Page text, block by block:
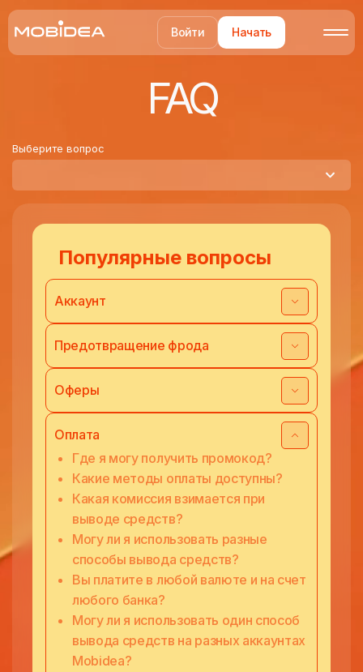
Войти Начать
FAQ
Выберите вопрос
Популярные вопросы
Аккаунт
Предотвращение фрода
Оферы
Оплата
Где я могу получить промокод?
Какие методы оплаты доступны?
Какая комиссия взимается при
выводе средств?
Могу ли я использовать разные
способы вывода средств?
Вы платите в любой валюте и на счет
любого банка?
Могу ли я использовать один способ
вывода средств на разных аккаунтах
Mobidea?